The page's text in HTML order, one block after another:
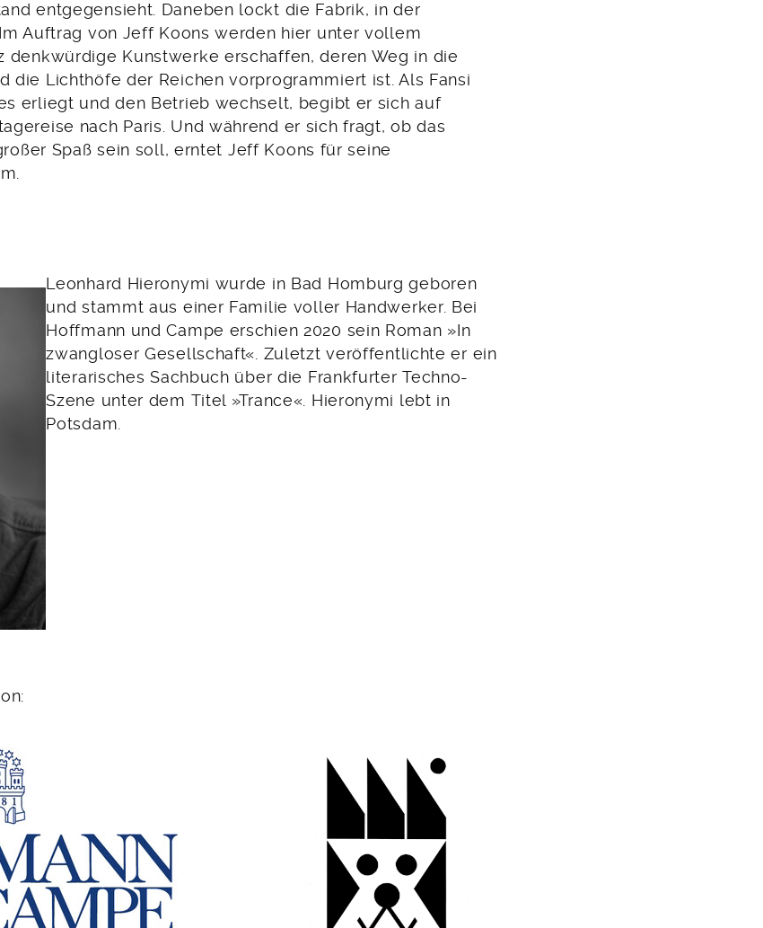
entgegensieht. Daneben lockt die Fabrik, in der
Auftrag von Jeff Koons werden hier unter vollem
denkwürdige Kunstwerke erschaffen, deren Weg in die
die Lichthöfe der Reichen vorprogrammiert ist. Als Fansi
erliegt und den Betrieb wechselt, begibt er sich auf
nach Paris. Und während er sich fragt, ob das
Spaß sein soll, erntet Jeff Koons für seine
Leonhard Hieronymi wurde in Bad Homburg geboren
und stammt aus einer Familie voller Handwerker. Bei
Hoffmann und Campe erschien 2020 sein Roman »In
zwangloser Gesellschaft«. Zuletzt veröffentlichte er ein
literarisches Sachbuch über die Frankfurter Techno-
Szene unter dem Titel »Trance«. Hieronymi lebt in
Potsdam.